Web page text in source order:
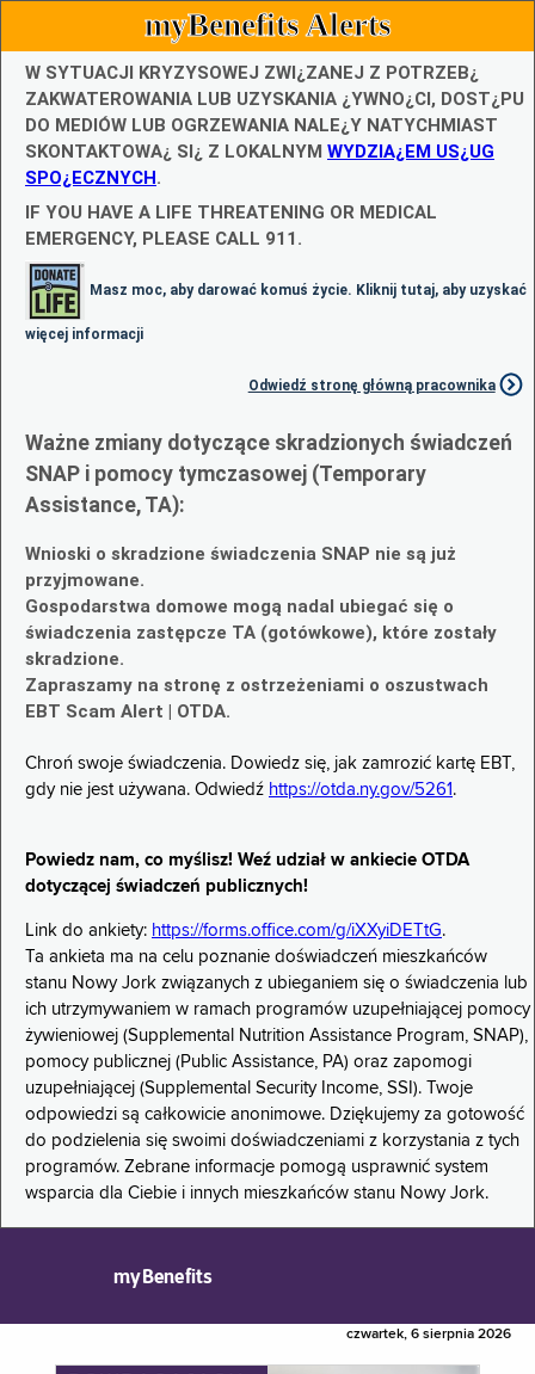
myBenefits Alerts
W SYTUACJI KRYZYSOWEJ ZWI¿ZANEJ Z POTRZEB¿
ZAKWATEROWANIA LUB UZYSKANIA ¿YWNO¿CI, DOST¿PU
DO MEDIÓW LUB OGRZEWANIA NALE¿Y NATYCHMIAST
SKONTAKTOWA¿ SI¿ Z LOKALNYM WYDZIA¿EM US¿UG
SPO¿ECZNYCH.
IF YOU HAVE A LIFE THREATENING OR MEDICAL
EMERGENCY, PLEASE CALL 911.
Masz moc, aby darować komuś życie. Kliknij tutaj, aby uzyskać
więcej informacji
Odwiedź stronę główną pracownika
Ważne zmiany dotyczące skradzionych świadczeń
SNAP i pomocy tymczasowej (Temporary
Assistance, TA):
Wnioski o skradzione świadczenia SNAP nie są już
przyjmowane.
Gospodarstwa domowe mogą nadal ubiegać się o
świadczenia zastępcze TA (gotówkowe), które zostały
skradzione.
Zapraszamy na stronę z ostrzeżeniami o oszustwach
EBT Scam Alert | OTDA.
Chroń swoje świadczenia. Dowiedz się, jak zamrozić kartę EBT,
gdy nie jest używana. Odwiedź https://otda.ny.gov/5261 .
Powiedz nam, co myślisz! Weź udział w ankiecie OTDA
dotyczącej świadczeń publicznych!
Link do ankiety: https://forms.office.com/g/iXXyiDETtG.
Ta ankieta ma na celu poznanie doświadczeń mieszkańców
stanu Nowy Jork związanych z ubieganiem się o świadczenia lub
ich utrzymywaniem w ramach programów uzupełniającej pomocy
żywieniowej (Supplemental Nutrition Assistance Program, SNAP),
pomocy publicznej (Public Assistance, PA) oraz zapomogi
uzupełniającej (Supplemental Security Income, SSI). Twoje
odpowiedzi są całkowicie anonimowe. Dziękujemy za gotowość
do podzielenia się swoimi doświadczeniami z korzystania z tych
programów. Zebrane informacje pomogą usprawnić system
wsparcia dla Ciebie i innych mieszkańców stanu Nowy Jork.
myBenefits
czwartek, 6 sierpnia 2026